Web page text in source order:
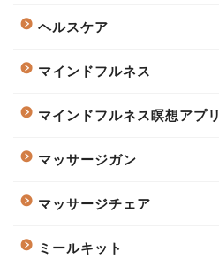
ヘルスケア
マインドフルネス
マインドフルネス瞑想アプリ
マッサージガン
マッサージチェア
ミールキット